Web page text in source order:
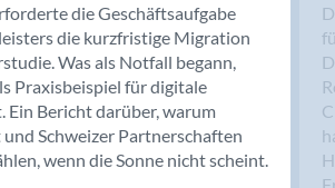
die Geschäftsaufgabe
die kurzfristige Migration
Was als Notfall begann,
Praxisbeispiel für digitale
Ein Bericht darüber, warum
Schweizer Partnerschaften
wenn die Sonne nicht scheint.